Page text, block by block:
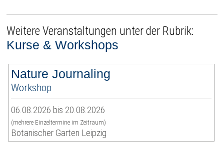
Weitere Veranstaltungen unter der Rubrik:
Kurse & Workshops
Nature Journaling
Workshop
06.08.2026 bis 20.08.2026
(mehrere Einzeltermine im Zeitraum)
Botanischer Garten Leipzig